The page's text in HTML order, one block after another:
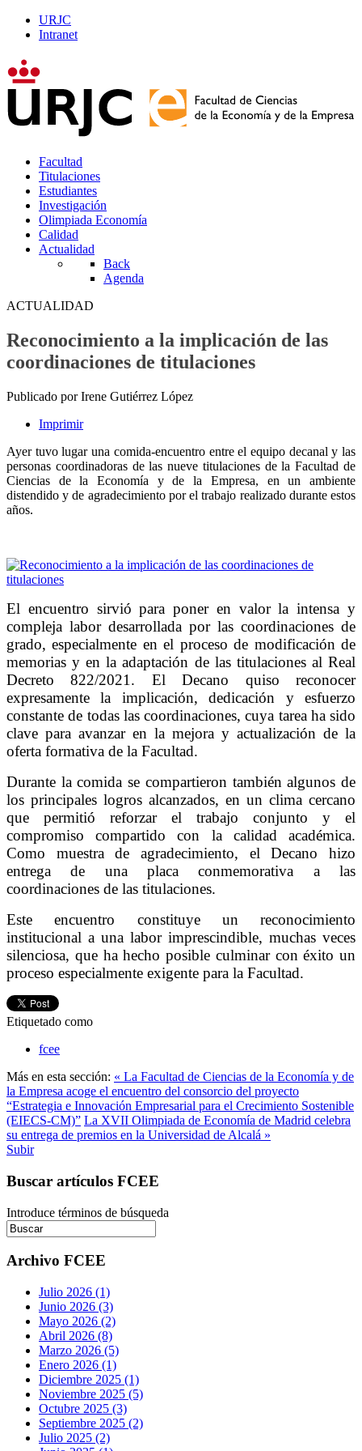
URJC
Intranet
Facultad
Titulaciones
Estudiantes
Investigación
Olimpiada Economía
Calidad
Actualidad
Back
Agenda
ACTUALIDAD
Reconocimiento a la implicación de las
coordinaciones de titulaciones
Publicado por Irene Gutiérrez López
Imprimir
Ayer tuvo lugar una comida-encuentro entre el equipo decanal y las
personas coordinadoras de las nueve titulaciones de la Facultad de
Ciencias de la Economía y de la Empresa, en un ambiente
distendido y de agradecimiento por el trabajo realizado durante estos
años.
El encuentro sirvió para poner en valor la intensa y
compleja labor desarrollada por las coordinaciones de
grado, especialmente en el proceso de modificación de
memorias y en la adaptación de las titulaciones al Real
Decreto 822/2021. El Decano quiso reconocer
expresamente la implicación, dedicación y esfuerzo
constante de todas las coordinaciones, cuya tarea ha sido
clave para avanzar en la mejora y actualización de la
oferta formativa de la Facultad.
Durante la comida se compartieron también algunos de
los principales logros alcanzados, en un clima cercano
que permitió reforzar el trabajo conjunto y el
compromiso compartido con la calidad académica.
Como muestra de agradecimiento, el Decano hizo
entrega de una placa conmemorativa a las
coordinaciones de las titulaciones.
Este encuentro constituye un reconocimiento
institucional a una labor imprescindible, muchas veces
silenciosa, que ha hecho posible culminar con éxito un
proceso especialmente exigente para la Facultad.
Etiquetado como
fcee
Más en esta sección: « La Facultad de Ciencias de la Economía y de
la Empresa acoge el encuentro del consorcio del proyecto
“Estrategia e Innovación Empresarial para el Crecimiento Sostenible
(EIECS-CM)” La XVII Olimpiada de Economía de Madrid celebra
su entrega de premios en la Universidad de Alcalá »
Subir
Buscar artículos FCEE
Introduce términos de búsqueda
Archivo FCEE
Julio 2026 (1)
Junio 2026 (3)
Mayo 2026 (2)
Abril 2026 (8)
Marzo 2026 (5)
Enero 2026 (1)
Diciembre 2025 (1)
Noviembre 2025 (5)
Octubre 2025 (3)
Septiembre 2025 (2)
Julio 2025 (2)